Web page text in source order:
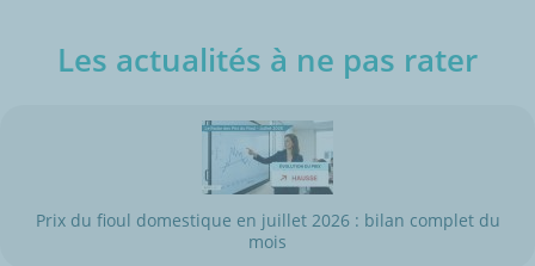
Les actualités à ne pas rater
Prix du fioul domestique en juillet 2026 : bilan complet du
mois